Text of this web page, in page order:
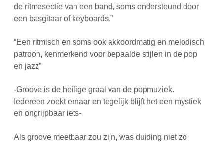
de ritmesectie van een band, soms ondersteund door
een basgitaar of keyboards.”
“Een ritmisch en soms ook akkoordmatig en melodisch
patroon, kenmerkend voor bepaalde stijlen in de pop
en jazz”
-Groove is de heilige graal van de popmuziek.
Iedereen zoekt ernaar en tegelijk blijft het een mystiek
en ongrijpbaar iets-
Als groove meetbaar zou zijn, was duiding niet zo